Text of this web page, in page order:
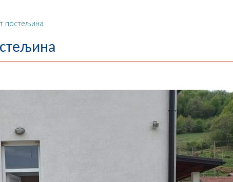
постељина